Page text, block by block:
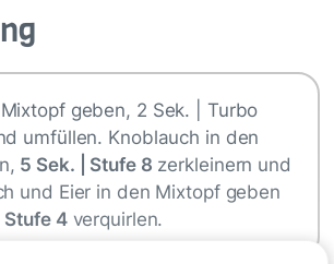
geben, 2 Sek. | Turbo
umfüllen. Knoblauch in den
5 Sek. | Stufe 8 zerkleinern und
und Eier in den Mixtopf geben
Stufe 4verquirlen.